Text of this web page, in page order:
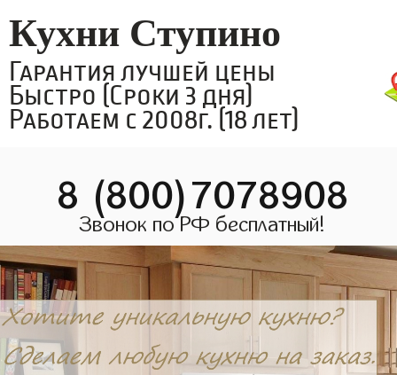
Кухни Ступино
Гарантия лучшей цены
Быстро (Сроки 3 дня)
Работаем с 2008г. (18 лет)
8 (800)7078908
Звонок по РФ бесплатный!